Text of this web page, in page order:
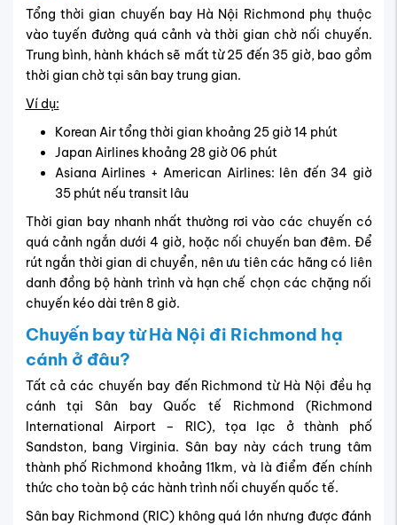
Tổng thời gian chuyến bay Hà Nội Richmond phụ thuộc
vào tuyến đường quá cảnh và thời gian chờ nối chuyến.
Trung bình, hành khách sẽ mất từ 25 đến 35 giờ, bao gồm
thời gian chờ tại sân bay trung gian.
Ví dụ:
Korean Air tổng thời gian khoảng 25 giờ 14 phút
Japan Airlines khoảng 28 giờ 06 phút
Asiana Airlines + American Airlines: lên đến 34 giờ
35 phút nếu transit lâu
Thời gian bay nhanh nhất thường rơi vào các chuyến có
quá cảnh ngắn dưới 4 giờ, hoặc nối chuyến ban đêm. Để
rút ngắn thời gian di chuyển, nên ưu tiên các hãng có liên
danh đồng bộ hành trình và hạn chế chọn các chặng nối
chuyến kéo dài trên 8 giờ.
Chuyến bay từ Hà Nội đi Richmond hạ
cánh ở đâu?
Tất cả các chuyến bay đến Richmond từ Hà Nội đều hạ
cánh tại Sân bay Quốc tế Richmond (Richmond
International Airport – RIC), tọa lạc ở thành phố
Sandston, bang Virginia. Sân bay này cách trung tâm
thành phố Richmond khoảng 11km, và là điểm đến chính
thức cho toàn bộ các hành trình nối chuyến quốc tế.
Sân bay Richmond (RIC) không quá lớn nhưng được đánh